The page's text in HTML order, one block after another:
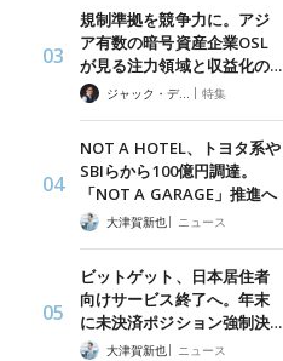
規制準拠を競争力に。アジ
ア有数の暗号資産企業OSL
が見る注力領域と収益化の…
ジャック・デロン（Jack Derong） | 特集
NOT A HOTEL、トヨタ系や
SBIらから100億円調達。
「NOT A GARAGE」推進へ
大津賀新也| ニュース
ビットゲット、日本居住者
向けサービス終了へ。年末
に未決済ポジション強制決…
大津賀新也| ニュース